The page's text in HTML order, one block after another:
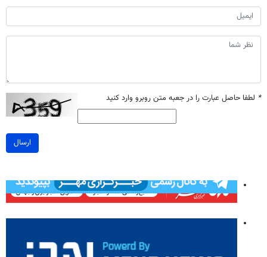
* لطفا حاصل عبارت را در جعبه متن روبرو وارد کنید
ارسال